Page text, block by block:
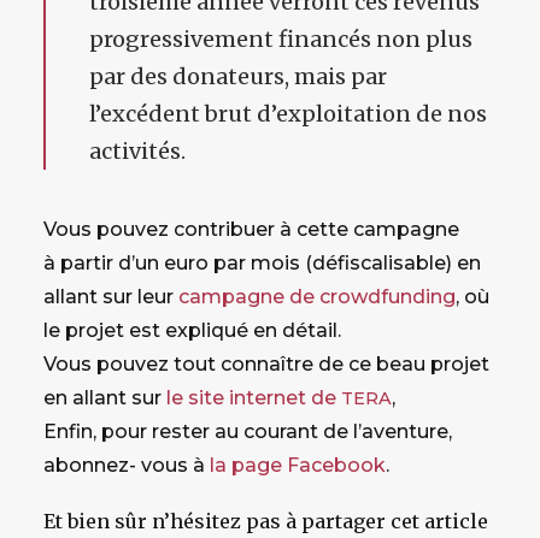
progressivement financés non plus
par des donateurs, mais par
l’excédent brut d’exploitation de nos
activités.
Vous pouvez contribuer à cette campagne
à partir d’un euro par mois (défiscalisable) en
allant sur leur campagne de crowdfunding, où
le projet est expliqué en détail.
Vous pouvez tout connaître de ce beau projet
en allant sur le site internet de TERA,
Enfin, pour rester au courant de l’aventure,
abonnez- vous à la page Facebook.
Et bien sûr n’hésitez pas à partager cet article